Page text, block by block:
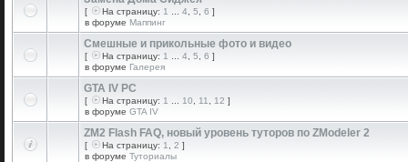
[ На страницу: 1 4 5 6 ]
в форуме Маппинг
Смешные и прикольные фото и видео
[ На страницу: 1 4 5 6 ]
в форуме Галерея
GTA IV PC
[ На страницу: 1 10 11 12 ]
в форуме GTA IV
ZM2 Flash FAQ, новый уровень туторов по ZModeler 2
[ На страницу: 1 2 ]
в форуме Туториалы